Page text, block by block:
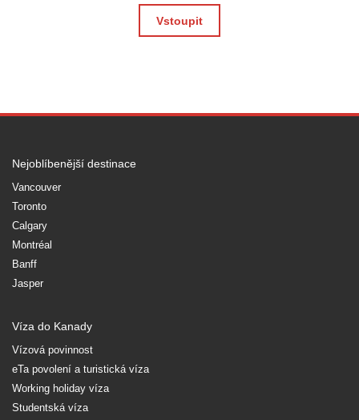
Vstoupit
Nejoblíbenější destinace
Vancouver
Toronto
Calgary
Montréal
Banff
Jasper
Víza do Kanady
Vízová povinnost
eTa povolení a turistická víza
Working holiday víza
Studentská víza